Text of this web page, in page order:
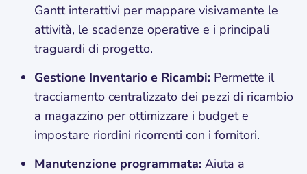
Gantt interattivi per mappare visivamente le
attività, le scadenze operative e i principali
traguardi di progetto.
Gestione Inventario e Ricambi: Permette il
tracciamento centralizzato dei pezzi di ricambio
a magazzino per ottimizzare i budget e
impostare riordini ricorrenti con i fornitori.
Manutenzione programmata: Aiuta a